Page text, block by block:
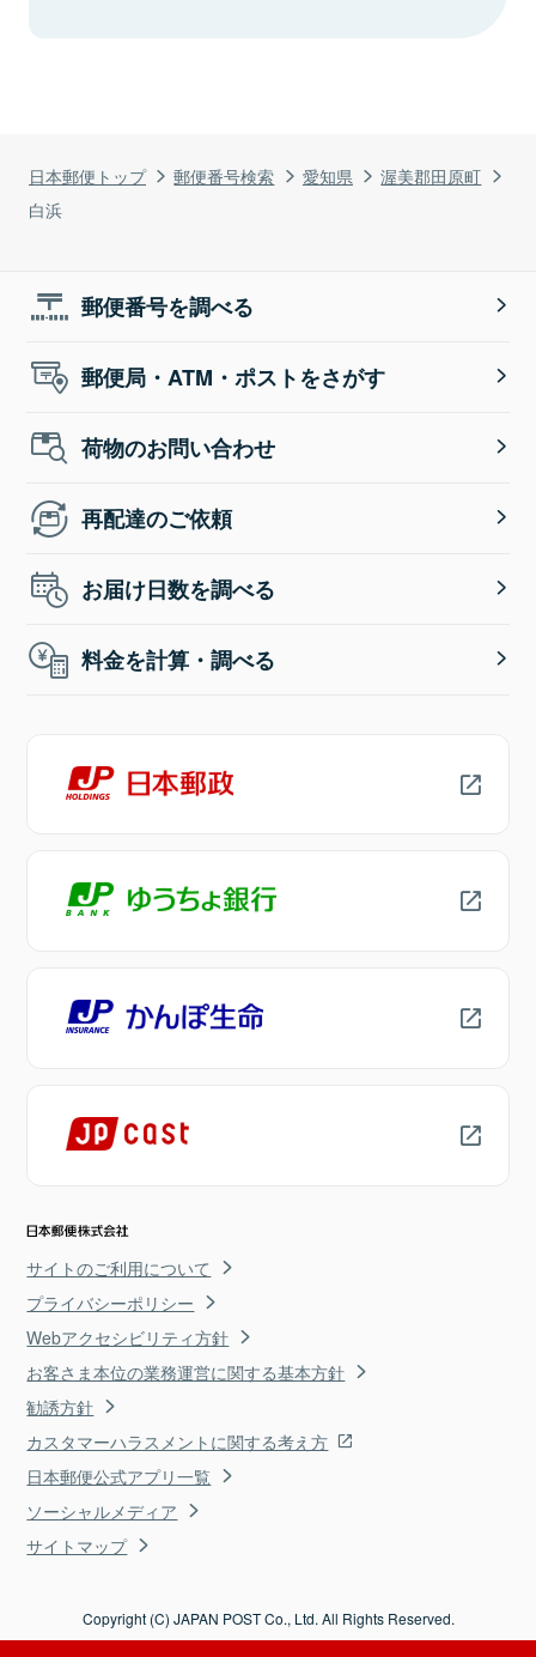
日本郵便トップ 郵便番号検索 愛知県
渥美郡田原町
白浜
郵便番号を調べる
郵便局・ATM・ポストをさがす
荷物のお問い合わせ
再配達のご依頼
お届け日数を調べる
料金を計算・調べる
サイトのご利用について
プライバシーポリシー
Webアクセシビリティ方針
お客さま本位の業務運営に関する基本方針
勧誘方針
カスタマーハラスメントに関する考え方
日本郵便公式アプリ一覧
ソーシャルメディア
サイトマップ
Copyright (C) JAPAN POST Co., Ltd. All Rights Reserved.